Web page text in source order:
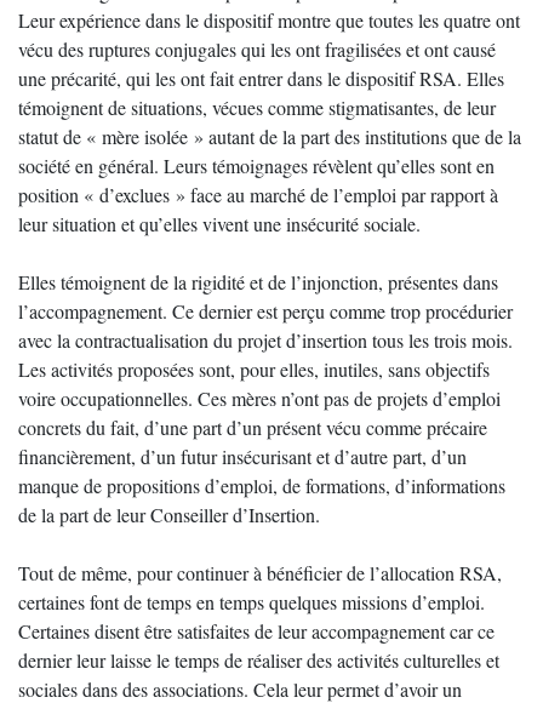
Leur expérience dans le dispositif montre que toutes les quatre ont
vécu des ruptures conjugales qui les ont fragilisées et ont causé
une précarité, qui les ont fait entrer dans le dispositif RSA. Elles
témoignent de situations, vécues comme stigmatisantes, de leur
statut de « mère isolée » autant de la part des institutions que de la
société en général. Leurs témoignages révèlent qu’elles sont en
position « d’exclues » face au marché de l’emploi par rapport à
leur situation et qu’elles vivent une insécurité sociale.
Elles témoignent de la rigidité et de l’injonction, présentes dans
l’accompagnement. Ce dernier est perçu comme trop procédurier
avec la contractualisation du projet d’insertion tous les trois mois.
Les activités proposées sont, pour elles, inutiles, sans objectifs
voire occupationnelles. Ces mères n’ont pas de projets d’emploi
concrets du fait, d’une part d’un présent vécu comme précaire
financièrement, d’un futur insécurisant et d’autre part, d’un
manque de propositions d’emploi, de formations, d’informations
de la part de leur Conseiller d’Insertion.
Tout de même, pour continuer à bénéficier de l’allocation RSA,
certaines font de temps en temps quelques missions d’emploi.
Certaines disent être satisfaites de leur accompagnement car ce
dernier leur laisse le temps de réaliser des activités culturelles et
sociales dans des associations. Cela leur permet d’avoir un